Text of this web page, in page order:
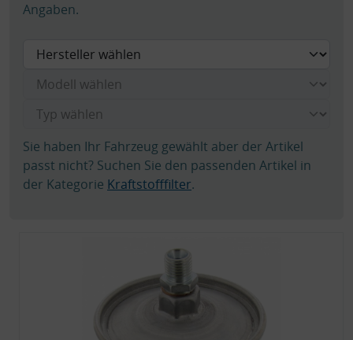
Angaben.
Sie haben Ihr Fahrzeug gewählt aber der Artikel
passt nicht? Suchen Sie den passenden Artikel in
der Kategorie Kraftstofffilter.